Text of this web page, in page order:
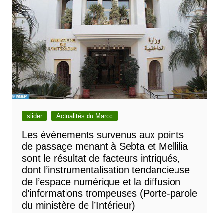
slider Actualités du Maroc
Les événements survenus aux points
de passage menant à Sebta et Mellilia
sont le résultat de facteurs intriqués,
dont l’instrumentalisation tendancieuse
de l’espace numérique et la diffusion
d’informations trompeuses (Porte-parole
du ministère de l’Intérieur)